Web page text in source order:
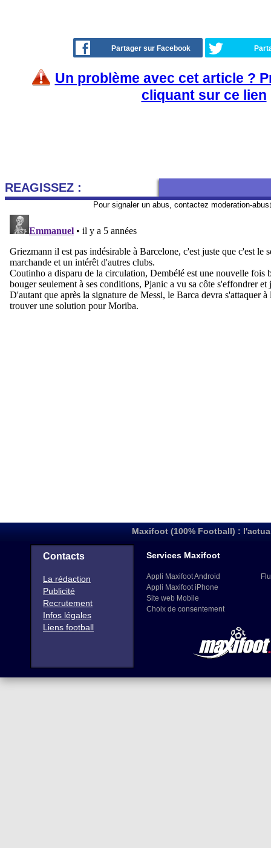
Partager sur Facebook
Un problème avec cet article ?
cliquant sur ce lien
REAGISSEZ :
Pour signaler un abus, contactez moderation-
Maxifoot (100% Football) :
Contacts
La rédaction
Publicité
Recrutement
Infos légales
Liens football
Services Maxifoot
Appli Maxifoot Android
Appli Maxifoot iPhone
Site web Mobile
Choix de consentement